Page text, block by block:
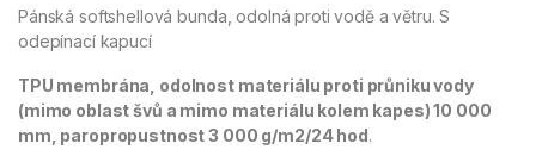
Pánská softshellová bunda, odolná proti vodě a větru. S
odepínací kapucí
TPU membrána, odolnost materiálu proti průniku vody
(mimo oblast švů a mimo materiálu kolem kapes) 10 000
mm, paropropustnost 3 000 g/m2/24 hod.